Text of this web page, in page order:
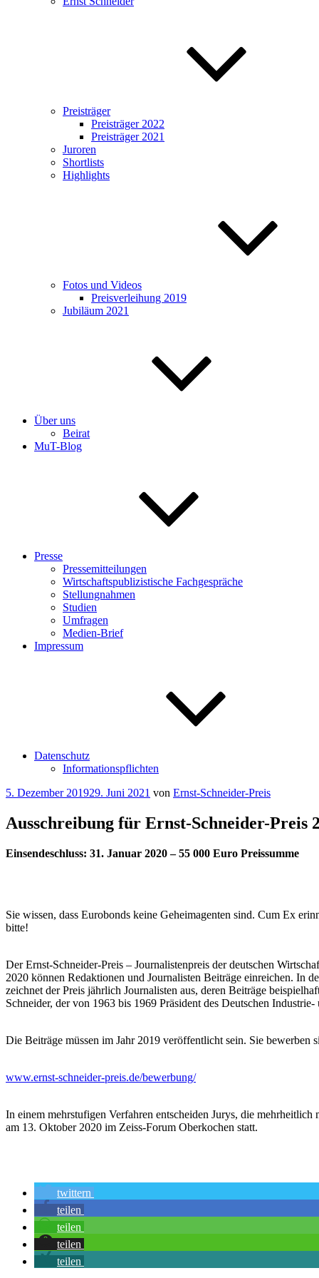
Preisträger
Preisträger 2022
Preisträger 2021
Juroren
Shortlists
Highlights
Fotos und Videos
Preisverleihung 2019
Jubiläum 2021
Über uns
Beirat
MuT-Blog
Presse
Pressemitteilungen
Wirtschaftspublizistische Fachgespräche
Stellungnahmen
Studien
Umfragen
Medien-Brief
Impressum
Datenschutz
Informationspflichten
Veröffentlicht
5. Dezember 201929. Juni 2021 von Ernst-Schneider-Preis
Ausschreibung für Ernst-Schneider-Preis
Einsendeschluss: 31. Januar 2020 – 55 000 Euro Preissumme
Sie wissen, dass Eurobonds keine Geheimagenten sind. Cum Ex
bitte!
Der Ernst-Schneider-Preis – Journalistenpreis der deutschen
2020 können Redaktionen und Journalisten Beiträge einreichen. In
zeichnet der Preis jährlich Journalisten aus, deren Beiträge
Schneider, der von 1963 bis 1969 Präsident des Deutschen
Die Beiträge müssen im Jahr 2019 veröffentlicht sein. Sie bewerben
www.ernst-schneider-preis.de/bewerbung/
In einem mehrstufigen Verfahren entscheiden Jurys, die
am 13. Oktober 2020 im Zeiss-Forum Oberkochen statt.
twittern
teilen
teilen
teilen
teilen